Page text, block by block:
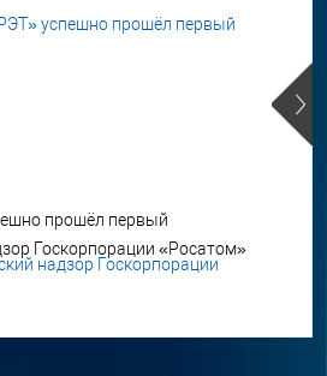
прошёл первый
Госкорпорации «Росатом»